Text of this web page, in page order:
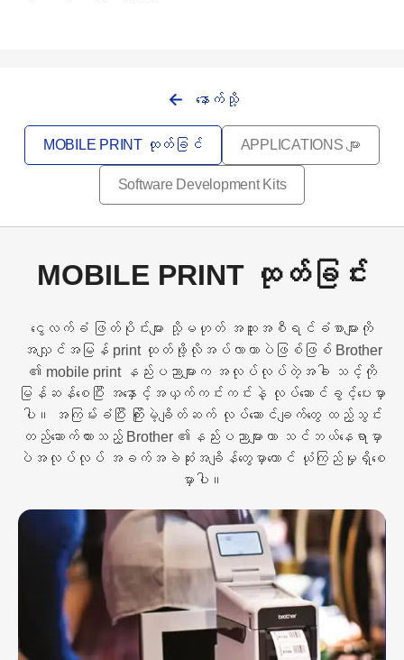
နောက်သို့
MOBILE PRINT ထုတ်ခြင် APPLICATIONS များ
Software Development Kits
MOBILE PRINT ထုတ်ခြင်း
ငွေလက်ခံ ဖြတ်ပိုင်းများ သို့မဟုတ် အထူးအစီရင်ခံစာများကို
အလျှင်အမြန် print ထုတ်ဖို့လိုအပ်လာတာပဲဖြစ်ဖြစ် Brother
၏ mobile print နည်းပညာများက အလုပ်လုပ်တဲ့အခါ သင့်ကို
မြန်ဆန်စေပြီး အနှောင့်အယှက်ကင်းကင်းနဲ့ လုပ်ဆောင်ခွင့်ပေးမှာ
ပါ။ အကြမ်းခံပြီး ကြိုးမဲ့ချိတ်ဆက် လုပ်ဆောင်ချက်တွေ ထည့်သွင်း
တည်ဆောက်ထားသည့် Brother ၏နည်းပညာများဟာ သင်ဘယ်နေရာမှာ
ပဲအလုပ်လုပ် အခက်အခဲဆုံးအချိန်တွေမှာတောင် ယုံကြည်မှုရှိစေ
မှာပါ။